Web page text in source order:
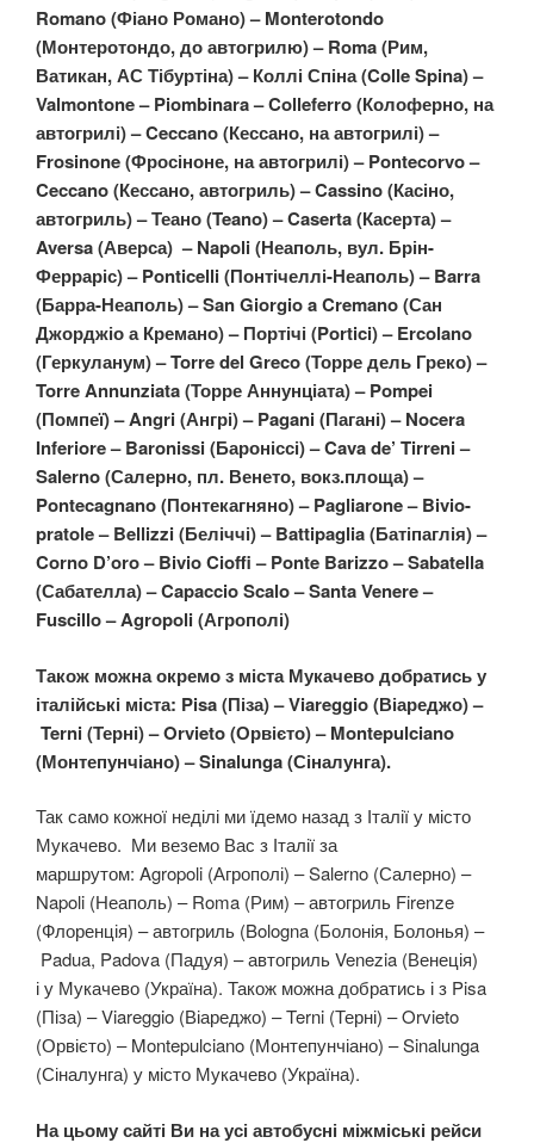
Romano (Фіано Романо) – Monterotondo
(Монтеротондо, до автогрилю) – Roma (Рим,
Ватикан, АС Тібуртіна) – Коллі Спіна (Colle Spina) –
Valmontone – Piombinara – Colleferro (Колоферно, на
автогрилі) – Ceccano (Кессано, на автогрилі) –
Frosinone (Фросіноне, на автогрилі) – Pontecorvo –
Ceccano (Кессано, автогриль) – Cassino (Касіно,
автогриль) – Теано (Teano) – Caserta (Касерта) –
Aversa (Аверса) – Napoli (Неаполь, вул. Брін-
Ферраріс) – Ponticelli (Понтічеллі-Неаполь) – Barra
(Барра-Неаполь) – San Giorgio a Cremano (Сан
Джорджіо а Кремано) – Портічі (Portici) – Ercolano
(Геркуланум) – Torre del Greco (Торре дель Греко) –
Torre Annunziata (Торре Аннунціата) – Pompei
(Помпеї) – Angri (Ангрі) – Pagani (Пагані) – Nocera
Inferiore – Baronissi (Бароніссі) – Cava de’ Tirreni –
Salerno (Салерно, пл. Венето, вокз.площа) –
Pontecagnano (Понтекагняно) – Pagliarone – Bivio-
pratole – Bellizzi (Беліччі) – Battipaglia (Батіпаглія) –
Corno D’oro – Bivio Cioffi – Ponte Barizzo – Sabatella
(Сабателла) – Capaccio Scalo – Santa Venere –
Fuscillo – Agropoli (Агрополі)
Також можна окремо з міста Мукачево добратись у
італійські міста: Pisa (Піза) – Viareggio (Віареджо) –
Terni (Терні) – Orvieto (Орвієто) – Montepulciano
(Монтепунчіано) – Sinalunga (Сіналунга).
Так само кожної неділі ми їдемо назад з Італії у місто
Мукачево. Ми веземо Вас з Італії за
маршрутом: Agropoli (Агрополі) – Salerno (Салерно) –
Napoli (Неаполь) – Roma (Рим) – автогриль Firenze
(Флоренція) – автогриль (Bologna (Болонія, Болонья) –
Padua, Padova (Падуя) – автогриль Venezia (Венеція)
і у Мукачево (Україна). Також можна добратись і з Pisa
(Піза) – Viareggio (Віареджо) – Terni (Терні) – Orvieto
(Орвієто) – Montepulciano (Монтепунчіано) – Sinalunga
(Сіналунга) у місто Мукачево (Україна).
На цьому сайті Ви на усі автобусні міжміські рейси